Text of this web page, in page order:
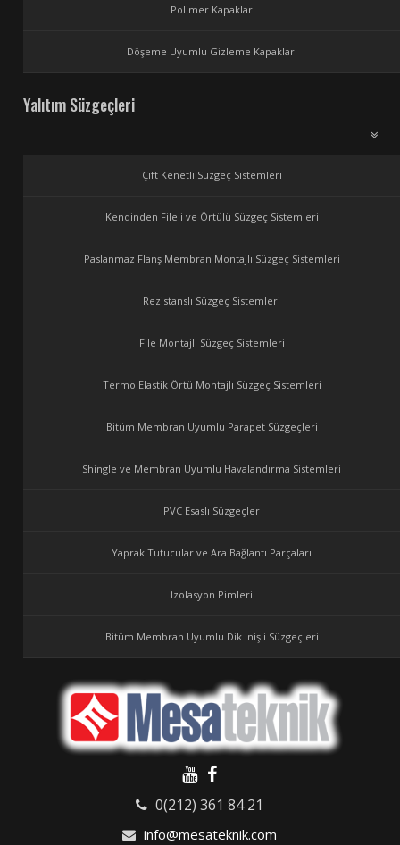
Polimer Kapaklar
Döşeme Uyumlu Gizleme Kapakları
Yalıtım Süzgeçleri
Çift Kenetli Süzgeç Sistemleri
Kendinden Fileli ve Örtülü Süzgeç Sistemleri
Paslanmaz Flanş Membran Montajlı Süzgeç Sistemleri
Rezistanslı Süzgeç Sistemleri
File Montajlı Süzgeç Sistemleri
Termo Elastik Örtü Montajlı Süzgeç Sistemleri
Bitüm Membran Uyumlu Parapet Süzgeçleri
Shingle ve Membran Uyumlu Havalandırma Sistemleri
PVC Esaslı Süzgeçler
Yaprak Tutucular ve Ara Bağlantı Parçaları
İzolasyon Pimleri
Bitüm Membran Uyumlu Dik İnişli Süzgeçleri
0(212) 361 84 21
info@mesateknik.com